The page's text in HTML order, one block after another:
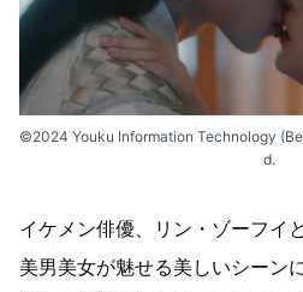
©︎2024 Youku Information Technology
d.
イケメン俳優、リン・ゾーフイ
美男美女が魅せる美しいシーン